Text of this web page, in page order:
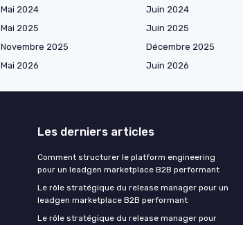
Mai 2024 Juin 2024
Mai 2025 Juin 2025
Novembre 2025 Décembre 2025
Mai 2026 Juin 2026
Les derniers articles
Comment structurer le platform engineering
pour un leadgen marketplace B2B performant
Le rôle stratégique du release manager pour un
leadgen marketplace B2B performant
Le rôle stratégique du release manager pour